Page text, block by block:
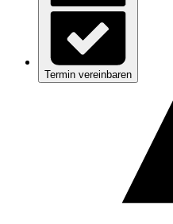
Termin vereinbaren